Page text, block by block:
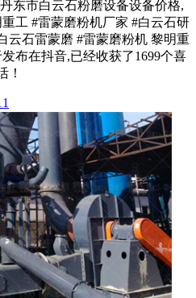
东市白云石粉磨设备设备价格,
工 #雷蒙磨粉机厂家 #白云石研
云石雷蒙磨 #雷蒙磨粉机 黎明重
布在抖音,已经收获了1699个喜
！